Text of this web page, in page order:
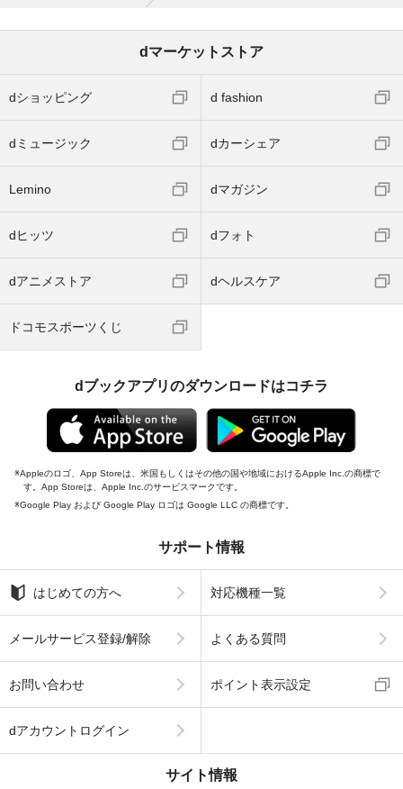
dマーケットストア
dショッピング d fashion
dミュージック dカーシェア
Lemino dマガジン
dヒッツ dフォト
dアニメストア dヘルスケア
ドコモスポーツくじ
dブックアプリのダウンロードはコチラ
Appleのロゴ、App Storeは、米国もしくはその他の国や地域におけるApple Inc.の商標で
す。App Storeは、Apple Inc.のサービスマークです。
Google Play および Google Play ロゴは Google LLC の商標です。
サポート情報
はじめての方へ 対応機種一覧
メールサービス登録/解除 よくある質問
お問い合わせ ポイント表示設定
dアカウントログイン
サイト情報